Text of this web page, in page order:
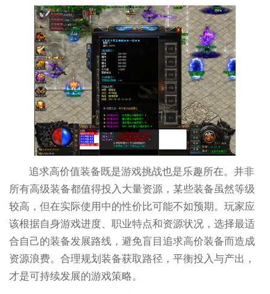
追求高价值装备既是游戏挑战也是乐趣所在。并非
所有高级装备都值得投入大量资源，某些装备虽然等级
较高，但在实际使用中的性价比可能不如预期。玩家应
该根据自身游戏进度、职业特点和资源状况，选择最适
合自己的装备发展路线，避免盲目追求高价装备而造成
资源浪费。合理规划装备获取路径，平衡投入与产出，
才是可持续发展的游戏策略。